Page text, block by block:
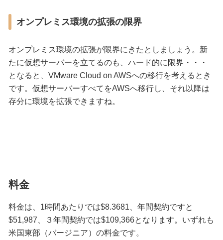
オンプレミス環境の拡張の限界
オンプレミス環境の拡張が限界にきたとしましょう。新
たに仮想サーバーを立てるのも、ハード的に限界・・・
となると、VMware Cloud on AWSへの移行を考えるとき
です。仮想サーバーすべてをAWSへ移行し、それ以降は
存分に環境を拡張できますね。
料金
料金は、1時間あたりでは$8.3681、年間契約ですと
$51,987、３年間契約では$109,366となります。いずれも
米国東部（バージニア）の料金です。